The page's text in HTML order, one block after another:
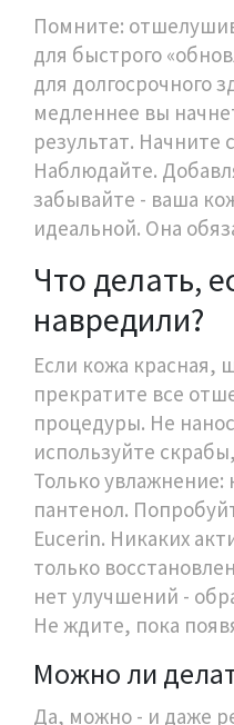
Помните:
для быстрого
для долгосрочного
медленнее вы
результат. Начните
Наблюдайте.
забывайте - ваша
идеальной. Она
Что делать,
навредили?
Если кожа красная,
прекратите все
процедуры. Не
используйте
Только
пантенол.
Eucerin. Никаких
только
нет улучшений -
Не ждите, пока
Можно ли
Да, можно - и даже